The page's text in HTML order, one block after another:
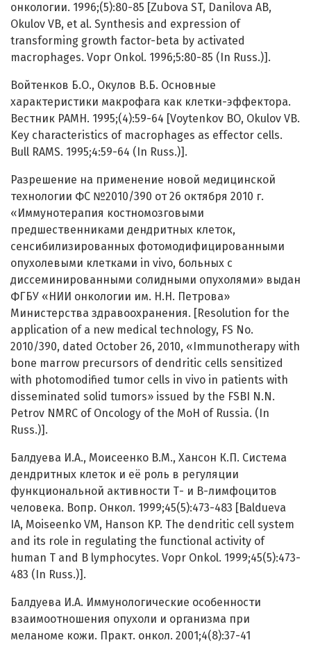
онкологии. 1996;(5):80-85 [Zubova ST, Danilova AB,
Okulov VB, et al. Synthesis and expression of
transforming growth factor-beta by activated
macrophages. Vopr Onkol. 1996;5:80-85 (In Russ.)].
Войтенков Б.О., Окулов В.Б. Основные
характеристики макрофага как клетки-эффектора.
Вестник РАМН. 1995;(4):59-64 [Voytenkov BO, Okulov VB.
Key characteristics of macrophages as effector cells.
Bull RAMS. 1995;4:59-64 (In Russ.)].
Разрешение на применение новой медицинской
технологии ФС №2010/390 от 26 октября 2010 г.
«Иммунотерапия костномозговыми
предшественниками дендритных клеток,
сенсибилизированных фотомодифицированными
опухолевыми клетками in vivo, больных с
диссеминированными солидными опухолями» выдан
ФГБУ «НИИ онкологии им. Н.Н. Петрова»
Министерства здравоохранения. [Resolution for the
application of a new medical technology, FS No.
2010/390, dated October 26, 2010, «Immunotherapy with
bone marrow precursors of dendritic cells sensitized
with photomodified tumor cells in vivo in patients with
disseminated solid tumors» issued by the FSBI N.N.
Petrov NMRC of Oncology of the MoH of Russia. (In
Russ.)].
Балдуева И.А., Моисеенко В.М., Хансон К.П. Система
дендритных клеток и её роль в регуляции
функциональной активности Т- и В-лимфоцитов
человека. Вопр. Онкол. 1999;45(5):473-483 [Baldueva
IA, Moiseenko VM, Hanson KP. The dendritic cell system
and its role in regulating the functional activity of
human T and B lymphocytes. Vopr Onkol. 1999;45(5):473-
483 (In Russ.)].
Балдуева И.А. Иммунологические особенности
взаимоотношения опухоли и организма при
меланоме кожи. Практ. онкол. 2001;4(8):37-41